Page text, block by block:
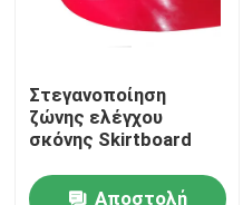
Προϊόντα
Βίντεο
Στεγανοποίηση
ζώνης ελέγχου
σκόνης Skirtboard
Αποστολή